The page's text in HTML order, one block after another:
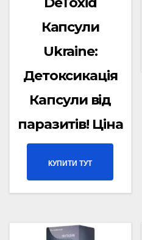
Капсули
Ukraine:
Детоксикація
Капсули від
паразитів! Ціна
КУПИТИ ТУТ